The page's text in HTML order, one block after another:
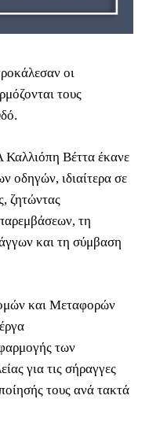
οι
τους
Βέττα έκανε
οδηγών, ιδιαίτερα σε
ζητώντας
παρεμβάσεων, τη
και τη σύμβαση
και Μεταφορών
των
για τις σήραγγες
τους ανά τακτά